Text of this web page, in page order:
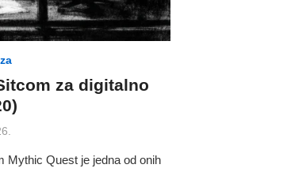
za digitalno
Mythic Quest je jedna od onih